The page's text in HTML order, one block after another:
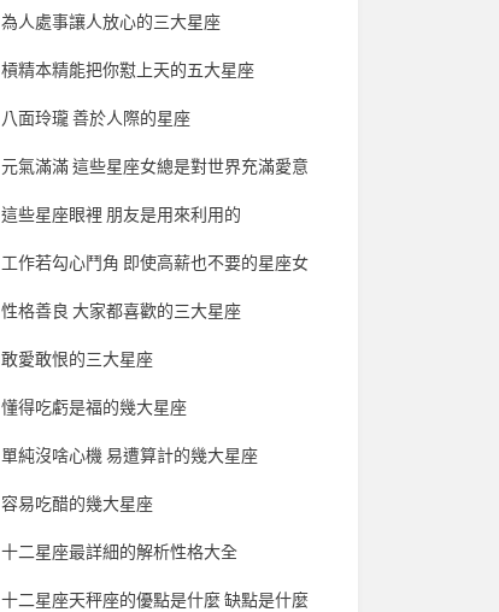
為人處事讓人放心的三大星座
槓精本精能把你懟上天的五大星座
八面玲瓏 善於人際的星座
元氣滿滿 這些星座女總是對世界充滿愛意
這些星座眼裡 朋友是用來利用的
工作若勾心鬥角 即使高薪也不要的星座女
性格善良 大家都喜歡的三大星座
敢愛敢恨的三大星座
懂得吃虧是福的幾大星座
單純沒啥心機 易遭算計的幾大星座
容易吃醋的幾大星座
十二星座最詳細的解析性格大全
十二星座天秤座的優點是什麼 缺點是什麼